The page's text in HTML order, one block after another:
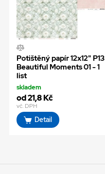
Potištěný papír 12x12" P13
Beautiful Moments 01 - 1
list
skladem
od 21,8 Kč
vč. DPH
Detail